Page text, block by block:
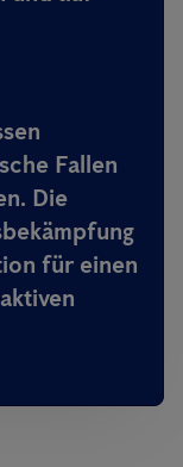
Fallen
Die
für einen